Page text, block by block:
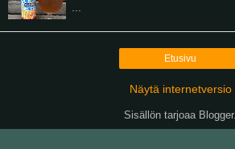
Etusivu
Näytä internetversio
Sisällön tarjoaa Blogger.